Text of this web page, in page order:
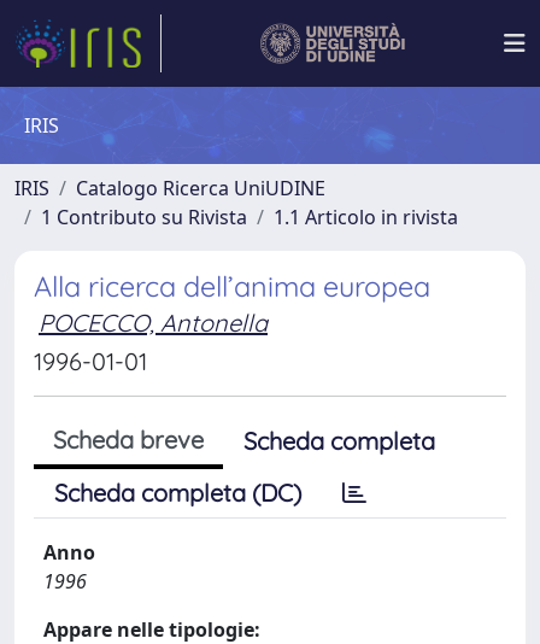
IRIS
IRIS
Catalogo Ricerca UniUDINE
1 Contributo su Rivista
1.1 Articolo in rivista
Alla ricerca dell’anima europea
POCECCO, Antonella
1996-01-01
Scheda breve
Scheda completa
Scheda completa (DC)
Anno
1996
Appare nelle tipologie: